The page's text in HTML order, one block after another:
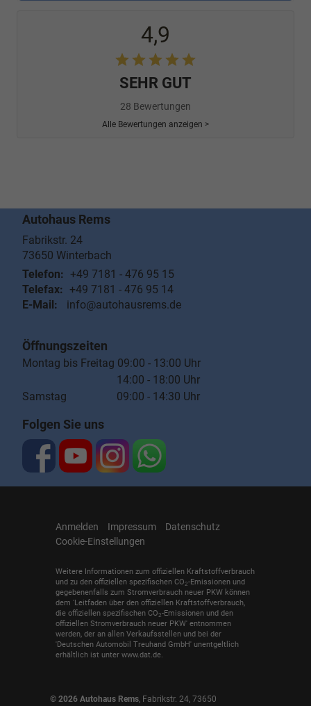
4,9
SEHR GUT
28 Bewertungen
Alle Bewertungen anzeigen >
Autohaus Rems
Fabrikstr. 24
73650 Winterbach
Telefon: +49 7181 - 476 95 15
Telefax: +49 7181 - 476 95 14
E-Mail:
info@autohausrems.de
Öffnungszeiten
Montag bis Freitag 09:00 - 13:00 Uhr
14:00 - 18:00 Uhr
Samstag 09:00 - 14:30 Uhr
Folgen Sie uns
Anmelden Impressum
Datenschutz
Cookie-Einstellungen
Weitere Informationen zum offiziellen Kraftstoffverbrauch
und zu den offiziellen spezifischen CO2-Emissionen und
gegebenenfalls zum Stromverbrauch neuer PKW können
dem 'Leitfaden über den offiziellen Kraftstoffverbrauch,
die offiziellen spezifischen CO2-Emissionen und den
offiziellen Stromverbrauch neuer PKW' entnommen
werden, der an allen Verkaufsstellen und bei der
'Deutschen Automobil Treuhand GmbH' unentgeltlich
erhältlich ist unter www.dat.de.
© 2026 Autohaus Rems, Fabrikstr. 24, 73650